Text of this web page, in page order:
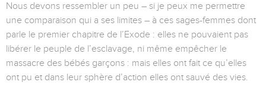
Nous devons ressembler un peu – si je peux me permettre
une comparaison qui a ses limites – à ces sages-femmes dont
parle le premier chapitre de l’Exode : elles ne pouvaient pas
libérer le peuple de l’esclavage, ni même empêcher le
massacre des bébés garçons : mais elles ont fait ce qu’elles
ont pu et dans leur sphère d’action elles ont sauvé des vies.